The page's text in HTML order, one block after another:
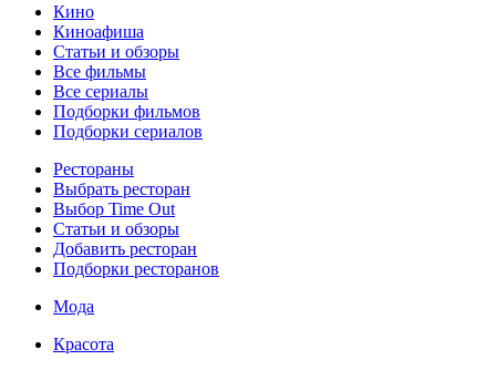
Кино
Киноафиша
Статьи и обзоры
Все фильмы
Все сериалы
Подборки фильмов
Подборки сериалов
Рестораны
Выбрать ресторан
Выбор Time Out
Статьи и обзоры
Добавить ресторан
Подборки ресторанов
Мода
Красота